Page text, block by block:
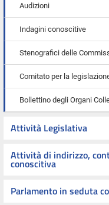
Audizioni
Indagini conoscitive
Stenografici delle
Comitato per la
Bollettino degli Organi
Attività Legislativa
Attività di indirizzo,
conoscitiva
Parlamento in seduta